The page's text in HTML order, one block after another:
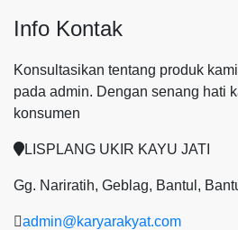
Info Kontak
Konsultasikan tentang produk
pada admin. Dengan senang hati
konsumen
LISPLANG UKIR KAYU JATI
Gg. Nariratih, Geblag, Bantul,
admin@karyarakyat.com